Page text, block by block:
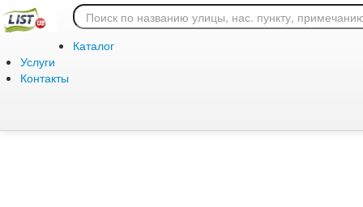
Каталог
Услуги
Контакты
Ошибка 404: страница